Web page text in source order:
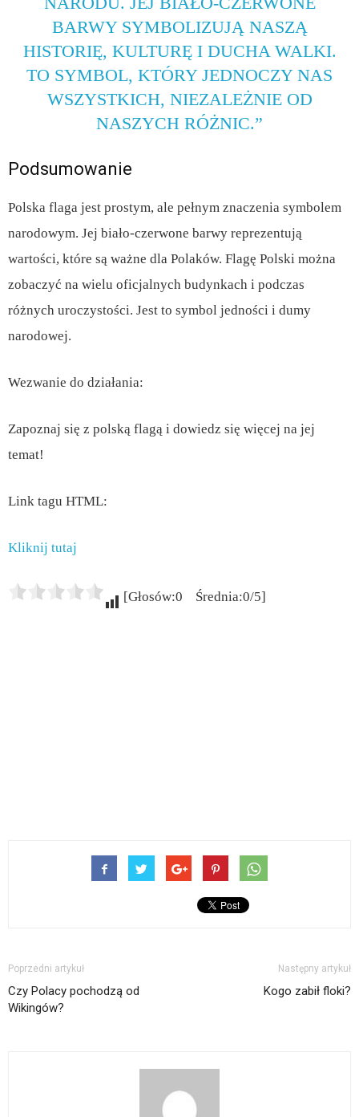
BARWY SYMBOLIZUJĄ NASZĄ
HISTORIĘ, KULTURĘ I DUCHA WALKI.
TO SYMBOL, KTÓRY JEDNOCZY NAS
WSZYSTKICH, NIEZALEŻNIE OD
NASZYCH RÓŻNIC.”
Podsumowanie
Polska flaga jest prostym, ale pełnym znaczenia symbolem
narodowym. Jej biało-czerwone barwy reprezentują
wartości, które są ważne dla Polaków. Flagę Polski można
zobaczyć na wielu oficjalnych budynkach i podczas
różnych uroczystości. Jest to symbol jedności i dumy
narodowej.
Wezwanie do działania:
Zapoznaj się z polską flagą i dowiedz się więcej na jej
temat!
Link tagu HTML:
Kliknij tutaj
[Głosów:0 Średnia:0/5]
Poprzedni artykuł
Czy Polacy pochodzą od
Wikingów?
Następny artykuł
Kogo zabił floki?